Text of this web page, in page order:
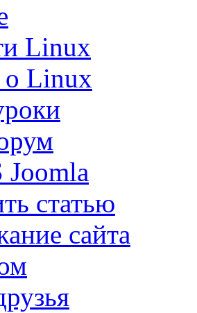
Linux
о Linux
статью
сайта